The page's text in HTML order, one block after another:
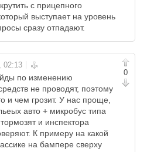
с прицепного
выступает на уровень
сразу отпадают.
0
по изменению
не проводят, поэтому
и чем грозит. У нас проще,
авто + микробус типа
и инспектора
К примеру на какой
на бампере сверху